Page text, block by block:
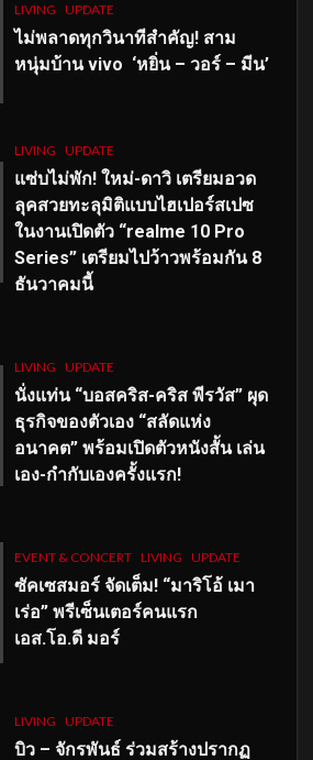
LIVING UPDATE
ไม่พลาดทุกวินาทีสำคัญ! สาม
หนุ่มบ้าน vivo ‘หยิ่น – วอร์ – มีน’
LIVING UPDATE
แซ่บไม่พัก! ใหม่-ดาวิ เตรียมอวด
ลุคสวยทะลุมิติแบบไฮเปอร์สเปซ
ในงานเปิดตัว “realme 10 Pro
Series” เตรียมไปว้าวพร้อมกัน 8
ธันวาคมนี้
LIVING UPDATE
นั่งแท่น “บอสคริส-คริส พีรวัส” ผุด
ธุรกิจของตัวเอง “สลัดแห่ง
อนาคต” พร้อมเปิดตัวหนังสั้น เล่น
เอง-กำกับเองครั้งแรก!
EVENT & CONCERT LIVING UPDATE
ซัคเซสมอร์ จัดเต็ม! “มาริโอ้ เมา
เร่อ” พรีเซ็นเตอร์คนแรก
เอส.โอ.ดี มอร์
LIVING UPDATE
บิว – จักรพันธ์ ร่วมสร้างปรากฏ